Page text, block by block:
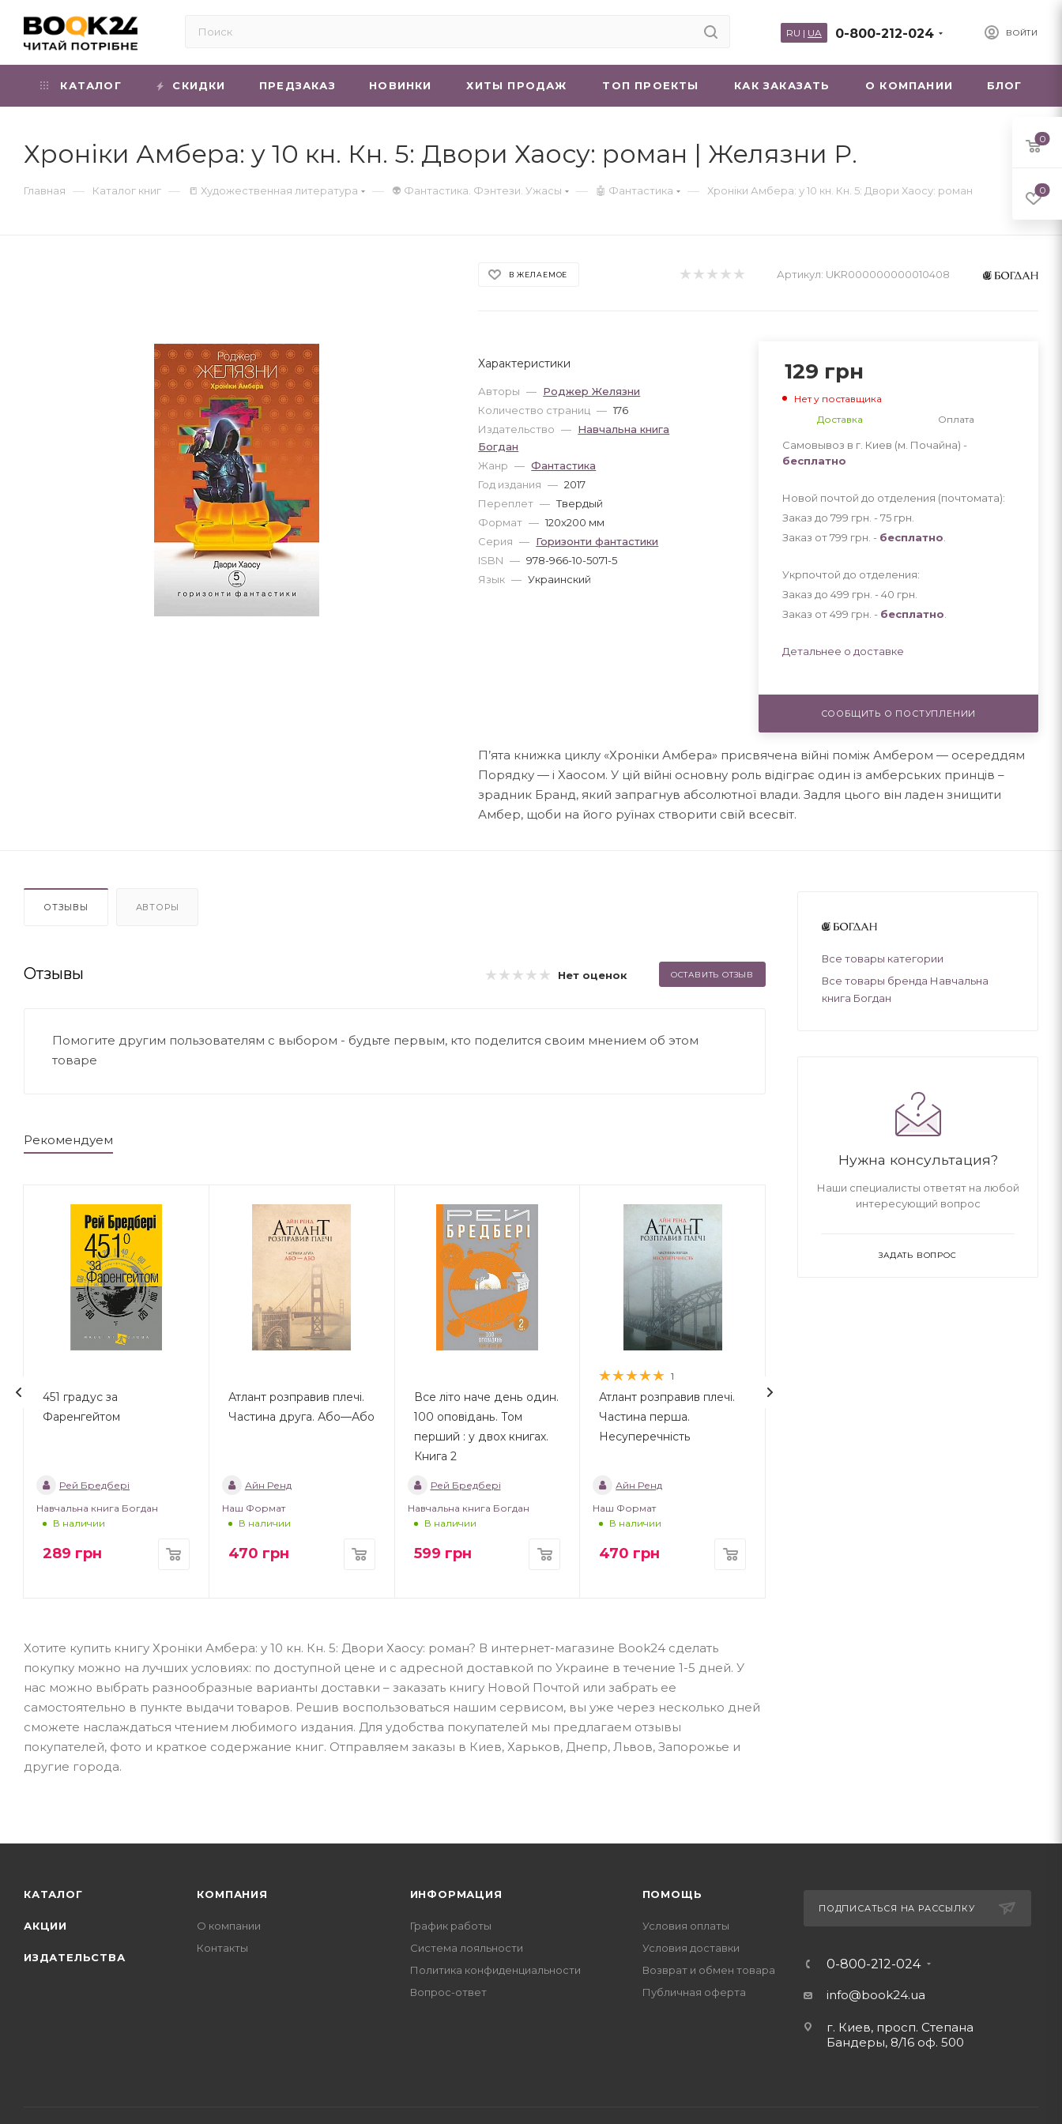
ВОЙТИ
0-800-212-024
RU | UA
КАТАЛОГ СКИДКИ ПРЕДЗАКАЗ НОВИНКИ ХИТЫ ПРОДАЖ ТОП ПРОЕКТЫ КАК ЗАКАЗАТЬ О КОМПАНИИ БЛОГ
Хроніки Амбера: у 10 кн. Кн. 5: Двори Хаосу: роман | Желязни Р.
Главная — Каталог книг — 📒 Художественная литература — 👽 Фантастика. Фэнтези. Ужасы — 🤖 Фантастика — Хроніки Амбера: у 10 кн. Кн. 5: Двори Хаосу: роман
В ЖЕЛАЕМОЕ Артикул: UKR000000000010408
Характеристики
Авторы — Роджер Желязни
Количество страниц — 176
Издательство — Навчальна книга
Богдан
Жанр — Фантастика
Год издания — 2017
Переплет — Твердый
Формат — 120x200 мм
Серия — Горизонти фантастики
ISBN — 978-966-10-5071-5
Язык — Украинский
129 грн
Нет у поставщика
Доставка
Оплата
Самовывоз в г. Киев (м. Почайна) -
бесплатно
Новой почтой до отделения (почтомата):
Заказ до 799 грн. - 75 грн
Заказ от 799 грн. - бесплатно
Укрпочтой до отделения:
Заказ до 499 грн. - 40 грн
Заказ от 499 грн. - бесплатно
Детальнее о доставке
СООБЩИТЬ О ПОСТУПЛЕНИИ
П’ята книжка циклу «Хроніки Амбера» присвячена війні поміж Амбером — осереддям
Порядку — і Хаосом. У цій війні основну роль відіграє один із амберських принців –
зрадник Бранд, який запрагнув абсолютної влади. Задля цього він ладен знищити
Амбер, щоби на його руїнах створити свій всесвіт.
ОТЗЫВЫ АВТОРЫ
Отзывы Нет оценок ОСТАВИТЬ ОТЗЫВ
Помогите другим пользователям с выбором - будьте первым, кто поделится своим мнением об этом
товаре
Рекомендуем
451 градус за
Фаренгейтом
Рей Бредбері
Навчальна книга Богдан
В наличии
289 грн
Атлант розправив плечі.
Частина друга. Або—Або
Айн Ренд
Наш Формат
В наличии
470 грн
Все літо наче день один.
100 оповідань. Том
перший : у двох книгах.
Книга 2
Рей Бредбері
Навчальна книга Богдан
В наличии
599 грн
1
Атлант розправив плечі.
Частина перша.
Несуперечність
Айн Ренд
Наш Формат
В наличии
470 грн
Хотите купить книгу Хроніки Амбера: у 10 кн. Кн. 5: Двори Хаосу: роман? В интернет-магазине Book24 сделать
покупку можно на лучших условиях: по доступной цене и с адресной доставкой по Украине в течение 1-5 дней. У
нас можно выбрать разнообразные варианты доставки – заказать книгу Новой Почтой или забрать ее
самостоятельно в пункте выдачи товаров. Решив воспользоваться нашим сервисом, вы уже через несколько дней
сможете наслаждаться чтением любимого издания. Для удобства покупателей мы предлагаем отзывы
покупателей, фото и краткое содержание книг. Отправляем заказы в Киев, Харьков, Днепр, Львов, Запорожье и
другие города.
Все товары категории
Все товары бренда Навчальна
книга Богдан
Нужна консультация?
Наши специалисты ответят на любой
интересующий вопрос
ЗАДАТЬ ВОПРОС
КАТАЛОГ
АКЦИИ
ИЗДАТЕЛЬСТВА
КОМПАНИЯ
О компании
Контакты
ИНФОРМАЦИЯ
График работы
Система лояльности
Политика конфиденциальности
Вопрос-ответ
ПОМОЩЬ
Условия оплаты
Условия доставки
Возврат и обмен товара
Публичная оферта
ПОДПИСАТЬСЯ НА РАССЫЛКУ
0-800-212-024
info@book24.ua
г. Киев, просп. Степана
Бандеры, 8/16 оф. 500
0
0